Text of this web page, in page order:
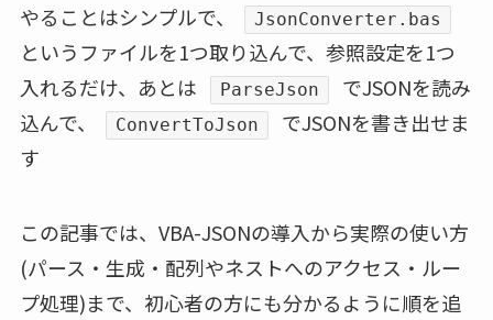
やることはシンプルで、 JsonConverter.bas
というファイルを1つ取り込んで、参照設定を1つ
入れるだけ、あとは
ParseJson
でJSONを読み
込んで、
ConvertToJson
でJSONを書き出せま
す
この記事では、VBA-JSONの導入から実際の使い方
(パース・生成・配列やネストへのアクセス・ルー
プ処理)まで、初心者の方にも分かるように順を追